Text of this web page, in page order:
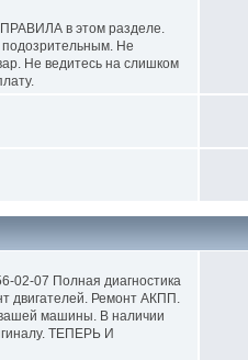
ПРАВИЛА в этом разделе.
подозрительным. Не
Не ведитесь на слишком
02-07 Полная диагностика
двигателей. Ремонт АКПП.
вашей машины. В наличии
ТЕПЕРЬ И